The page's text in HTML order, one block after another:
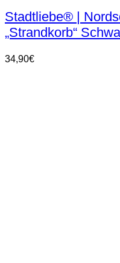
weist
mehrere
Varianten
Die
Optionen
Stadtliebe® |
„Strandkorb“
34,90€